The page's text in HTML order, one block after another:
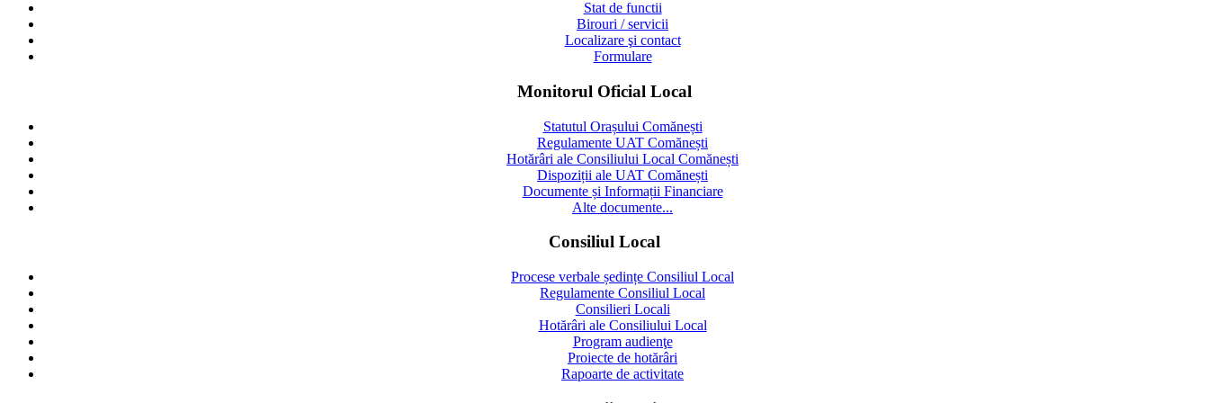
Stat de functii
Birouri / servicii
Localizare şi contact
Formulare
Monitorul Oficial Local
Statutul Orașului Comănești
Regulamente UAT Comănești
Hotărâri ale Consiliului Local Comănești
Dispoziții ale UAT Comănești
Documente și Informații Financiare
Alte documente...
Consiliul Local
Procese verbale ședințe Consiliul Local
Regulamente Consiliul Local
Consilieri Locali
Hotărâri ale Consiliului Local
Program audienţe
Proiecte de hotărâri
Rapoarte de activitate